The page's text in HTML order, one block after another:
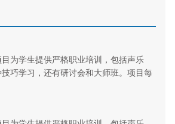
为学生提供严格职业培训，包括声乐
巧学习，还有研讨会和大师班。项目每